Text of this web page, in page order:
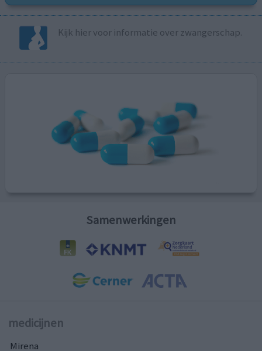
Kijk hier voor informatie over zwangerschap.
Samenwerkingen
medicijnen
Mirena